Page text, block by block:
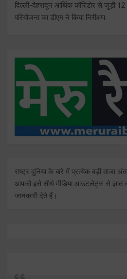
दिल्ली-देहरादून आर्थिक कॉरिडोर से जुड़ी 12
परियोजना का डीएम ने किया निरीक्षण
राष्ट्र दुनिया के बारे में प्रत्येक बड़ी ताजा
आपको इसे सीधे मीडिया आउटलेट्स से ज्ञात
जानकारी देते हैं।